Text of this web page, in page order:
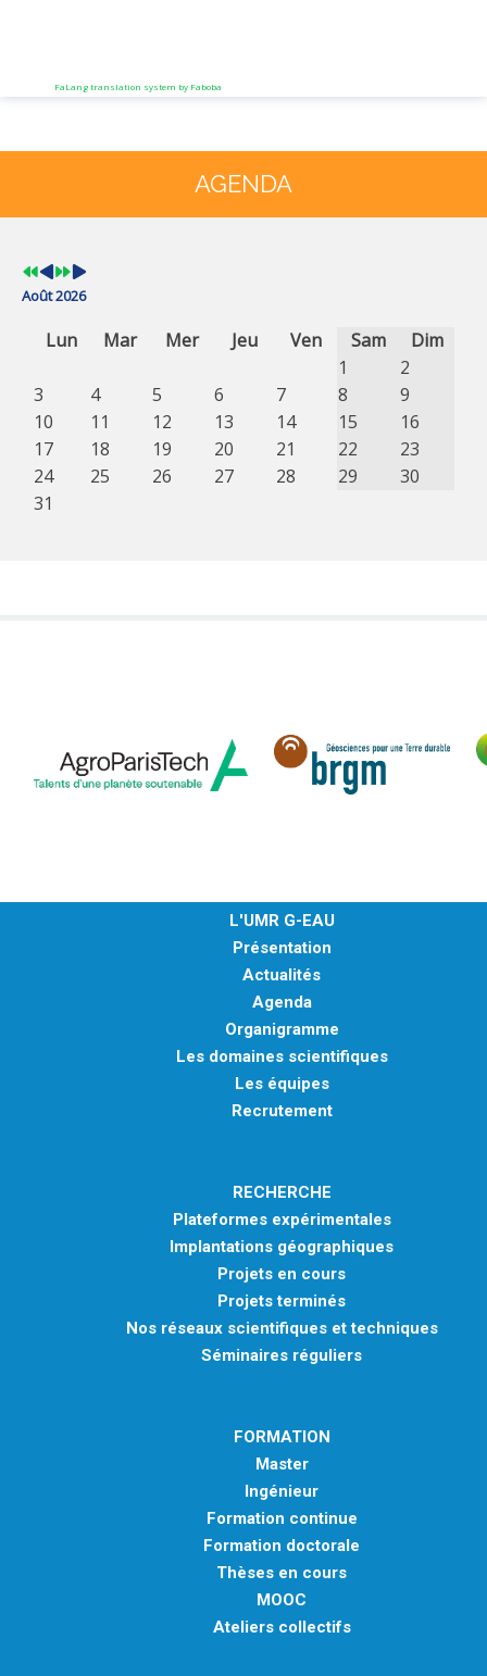
FaLang translation system by Faboba
AGENDA
Année
Mois
Année
Mois
Août 2026
Lun Mar Mer Jeu Ven Sam
Dim
1
2
3
4 5 6 7 8
9
10
11 12 13 14 15
16
17
18 19 20 21 22
23
24
25 26 27 28 29
30
31
L'UMR G-EAU
Présentation
Actualités
Agenda
Organigramme
Les domaines scientifiques
Les équipes
Recrutement
RECHERCHE
Plateformes expérimentales
Implantations géographiques
Projets en cours
Projets terminés
Nos réseaux scientifiques et techniques
Séminaires réguliers
FORMATION
Master
Ingénieur
Formation continue
Formation doctorale
Thèses en cours
MOOC
Ateliers collectifs